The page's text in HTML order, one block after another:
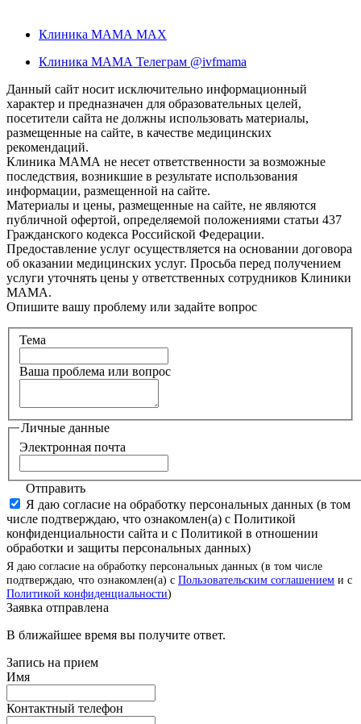
Клиника МАМА MAX
Клиника МАМА Телеграм @ivfmama
Данный сайт носит исключительно информационный
характер и предназначен для образовательных целей,
посетители сайта не должны использовать материалы,
размещенные на сайте, в качестве медицинских
рекомендаций.
Клиника МАМА не несет ответственности за возможные
последствия, возникшие в результате использования
информации, размещенной на сайте.
Материалы и цены, размещенные на сайте, не являются
публичной офертой, определяемой положениями статьи 437
Гражданского кодекса Российской Федерации.
Предоставление услуг осуществляется на основании договора
об оказании медицинских услуг. Просьба перед получением
услуги уточнять цены у ответственных сотрудников Клиники
МАМА.
Опишите вашу проблему или задайте вопрос
Тема
Ваша проблема или вопрос
Личные данные
Электронная почта
Отправить
Я даю согласие на обработку персональных данных (в том
числе подтверждаю, что ознакомлен(а) с Политикой
конфиденциальности сайта и с Политикой в отношении
обработки и защиты персональных данных)
Я даю согласие на обработку персональных данных (в том числе
подтверждаю, что ознакомлен(а) с Пользовательским соглашением и с
Политикой конфиденциальности)
Заявка отправлена
В ближайшее время вы получите ответ.
Запись на прием
Имя
Контактный телефон